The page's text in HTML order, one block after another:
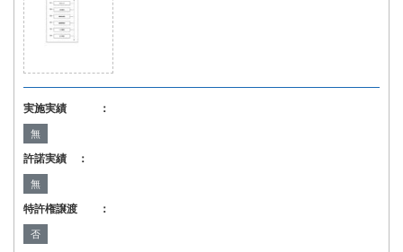
実施実績 ：
無
許諾実績 ：
無
特許権譲渡 ：
否